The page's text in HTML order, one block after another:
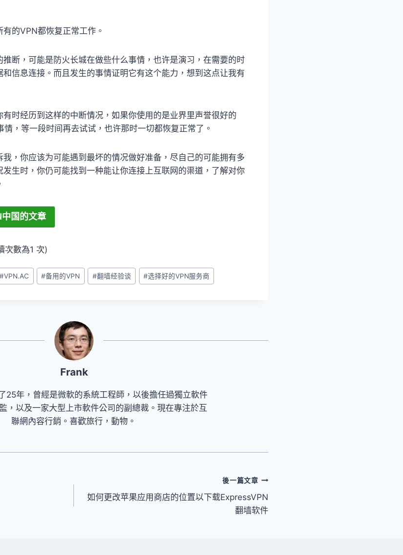
的VPN都恢复正常工作。
断，可能是防火长城在做些什么事情，也许是演习，在需要的时
信息连接。而且发生的事情证明它有这个能力，想到这点让我有
时经历到这样的中断情况，如果你使用的是业界里声誉很好的
，等一段时间再去试试，也许那时一切都恢复正常了。
，你应该为可能遇到最坏的情况做好准备，尽自己的可能拥有多
生时，你仍可能找到一种能让你连接上互联网的渠道，了解对你
国的文章
次數為1 次)
#VPN.AC #备用的VPN #翻墙经验谈 #选择好的VPN服务商
Frank
25年，曾經是微軟的系統工程師，以後擔任過獨立軟件
，以及一家大型上市軟件公司的副總裁。現在專注於互
聯網內容行銷。喜歡旅行，動物。
後一篇文章
如何更改苹果应用商店的位置以下载ExpressVPN
翻墙软件